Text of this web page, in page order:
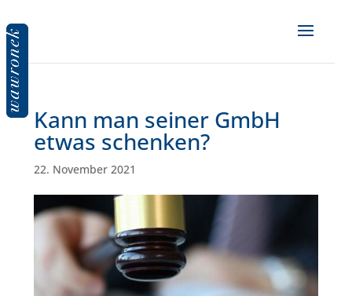
Kann man seiner GmbH
etwas schenken?
22. November 2021